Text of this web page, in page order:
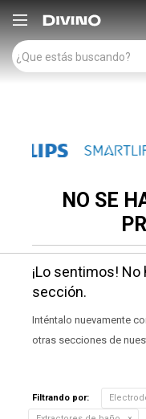

NO SE
¡Lo sentimos!
sección.
Inténtalo nuevamente
otras secciones de
Filtrando por: